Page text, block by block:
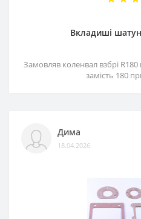
Вкладиші
Замовляв коленвал взбрі
замість 180
Дима
18.04.2026